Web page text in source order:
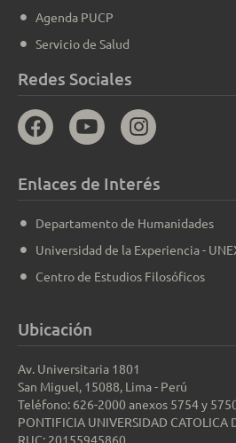
Agenda PUCP
Servicio de Salud
Redes Sociales
Enlaces de Interés
Departamento de Humanidades
Universidad de la Experiencia -
Centro de Estudios Filosóficos
Ubicación
Av. Universitaria 1801
San Miguel, 15088, Lima - Perú
Teléfono: 626-2000 anexos 5754 y
PONTIFICIA UNIVERSIDAD CATOLICA
RUC: 20155945860